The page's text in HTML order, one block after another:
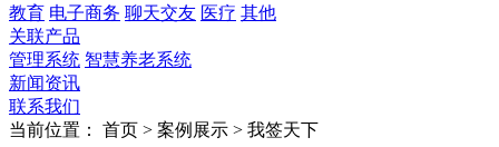
教育 电子商务 聊天交友 医疗 其他
关联产品
管理系统 智慧养老系统
新闻资讯
联系我们
当前位置：
首页 > 案例展示 > 我签天下